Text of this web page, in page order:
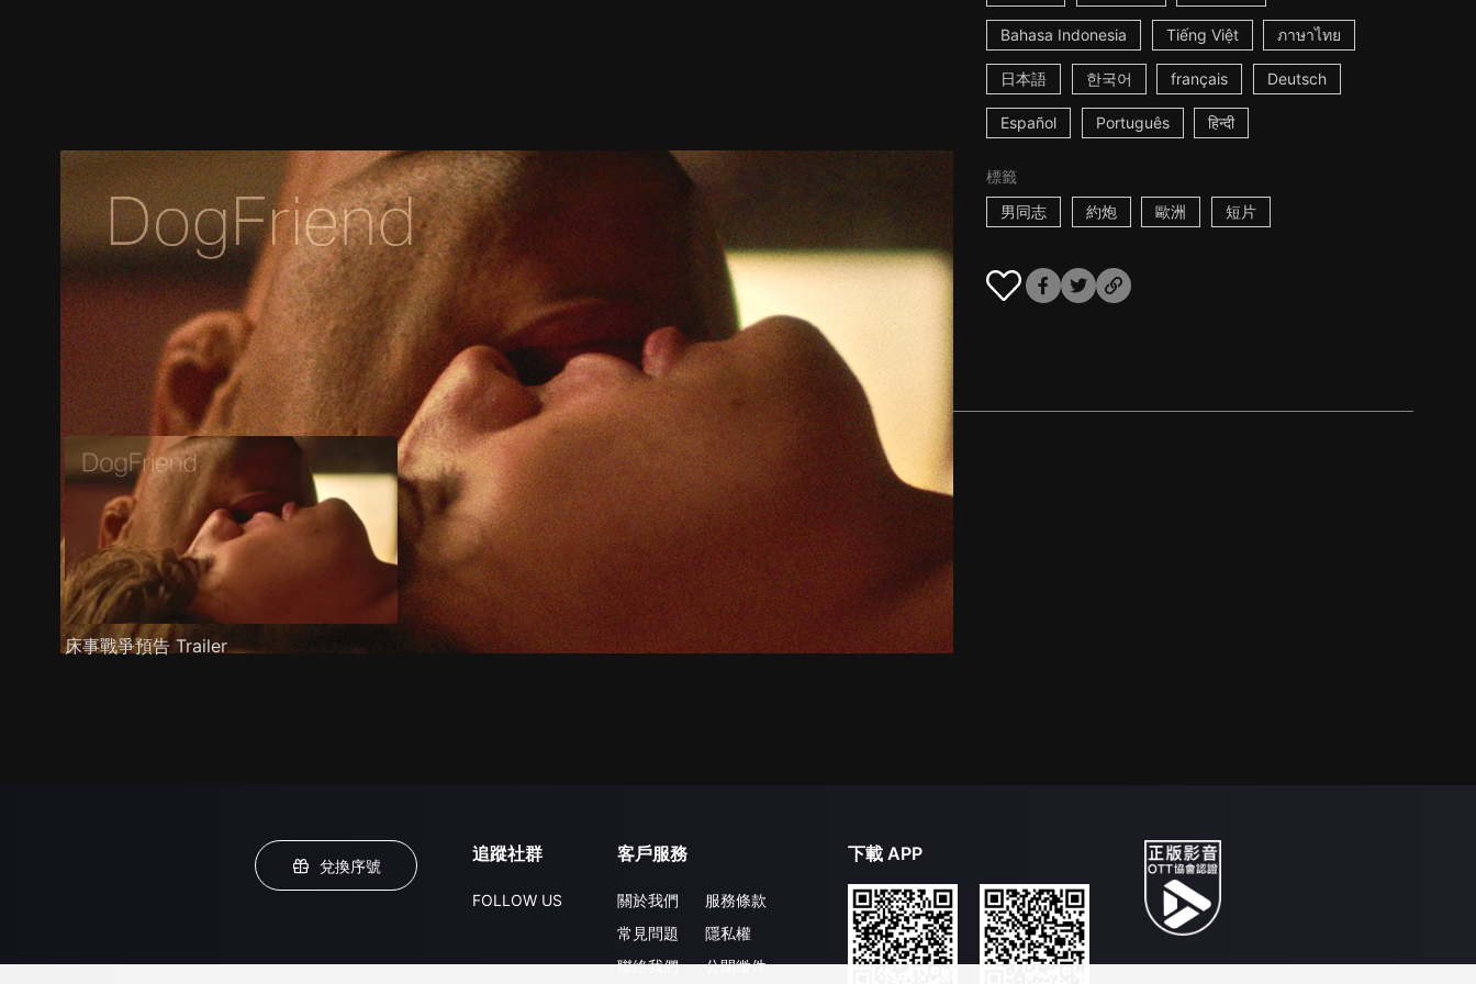
Bahasa Indonesia Tiếng Việt ภาษาไทย
日本語 한국어 français Deutsch
Español Português हिन्दी
標籤
男同志
約炮 歐洲 短片
預告 劇照 推薦影片 劇情介紹
床事戰爭預告 Trailer
兌換序號
追蹤社群
FOLLOW US
客戶服務
關於我們
常見問題
聯絡我們
服務條款
隱私權
公開徵件
下載 APP